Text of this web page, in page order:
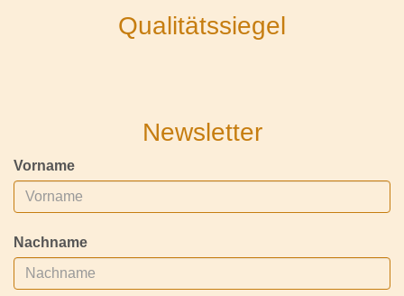
Qualitätssiegel
Newsletter
Vorname
Nachname